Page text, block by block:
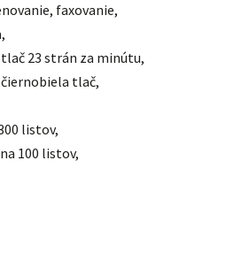
faxovanie,
23 strán za minútu,
tlač,
listov,
100 listov,